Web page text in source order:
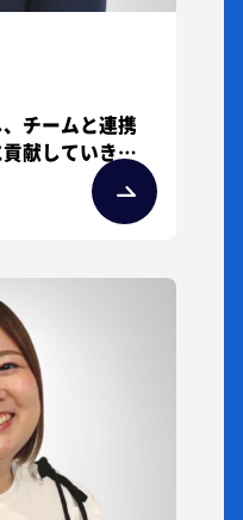
チームと連携
献していきま